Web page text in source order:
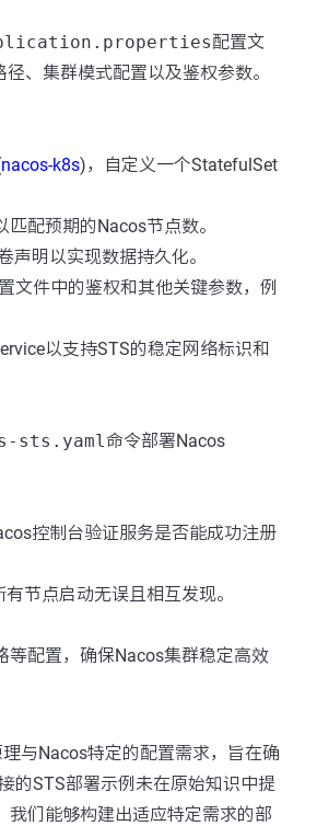
配置文
、集群模式配置以及鉴权参数。
nacos-k8s)，自定义一个StatefulSet
配预期的Nacos节点数。
声明以实现数据持久化。
文件中的鉴权和其他关键参数，例
以支持STS的稳定网络标识和
sts.yaml命令部署Nacos
控制台验证服务是否能成功注册
节点启动无误且相互发现。
配置，确保Nacos集群稳定高效
与Nacos特定的配置需求，旨在确
的STS部署示例未在原始知识中提
我们能够构建出适应特定需求的部